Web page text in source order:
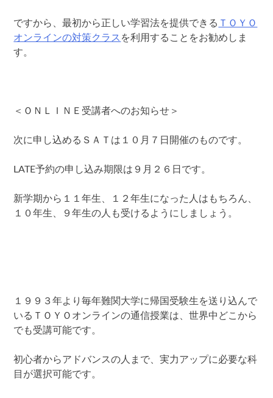
ですから、最初から正しい学習法を提供できる ＴＯＹＯ
オンラインの対策クラス を利用することをお勧めしま
す。
＜ＯＮＬＩＮＥ受講者へのお知らせ＞
次に申し込めるＳＡＴは１０月７日開催のものです。
LATE予約の申し込み期限は９月２６日です。
新学期から１１年生、１２年生になった人はもちろん、
１０年生、９年生の人も受けるようにしましょう。
１９９３年より毎年難関大学に帰国受験生を送り込んで
いるＴＯＹＯオンラインの通信授業は、世界中どこから
でも受講可能です。
初心者からアドバンスの人まで、実力アップに必要な科
目が選択可能です。